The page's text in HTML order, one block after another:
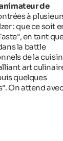
de
à
: que ce soit
en tant
la battle
de la
art
quelques
On attend